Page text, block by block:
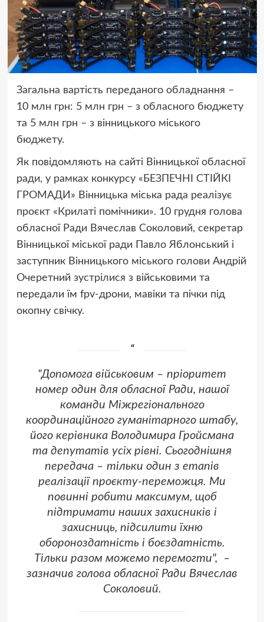
Загальна вартість переданого обладнання –
10 млн грн: 5 млн грн – з обласного бюджету
та 5 млн грн – з вінницького міського
бюджету.
Як повідомляють на сайті Вінницької обласної
ради, у рамках конкурсу «БЕЗПЕЧНІ СТІЙКІ
ГРОМАДИ» Вінницька міська рада реалізує
проєкт «Крилаті помічники». 10 грудня голова
обласної Ради Вячеслав Соколовий, секретар
Вінницької міської ради Павло Яблонський і
заступник Вінницького міського голови Андрій
Очеретний зустрілися з військовими та
передали їм fpv-дрони, мавіки та пічки під
окопну свічку.
"Допомога військовим – пріоритет
номер один для обласної Ради, нашої
команди Міжрегіонального
координаційного гуманітарного штабу,
його керівника Володимира Гройсмана
та депутатів усіх рівні. Сьогоднішня
передача – тільки один з етапів
реалізації проєкту-переможця. Ми
повинні робити максимум, щоб
підтримати наших захисників і
захисниць, підсилити їхню
обороноздатність і боєздатність.
Тільки разом можемо перемогти", –
зазначив голова обласної Ради Вячеслав
Соколовий.